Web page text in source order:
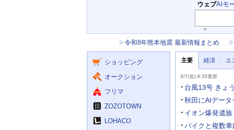
検
索
ウェブAIモ
ワ
ー
力
補
助
を
開
く
せ
令和8年熊本地震 最新情報まとめ
ビ
ショッピング
オークション
フリマ
ZOZOTOWN
LOHACO
ュ
ス
主要 経済 エ
要
ニ
ー
8/7(金) 8:35更新
台風13号 きょ
秋田にAIデー
イオン爆発遺
バイクと複数